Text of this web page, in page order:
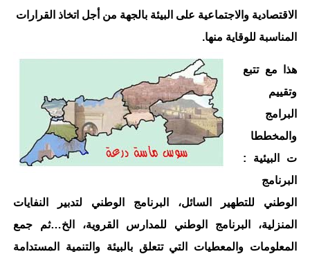
الاقتصادية والاجتماعية على البيئة بالجهة من أجل اتخاذ القرارات
المناسبة للوقاية منها.
هذا مع تتبع
وتقييم
البرامج
والمخططا
ت البيئية :
البرنامج
الوطني للتطهير السائل، البرنامج الوطني لتدبير النفايات
المنزلية، البرنامج الوطني للمدارس القروية، الخ…ثم جمع
المعلومات والمعطيات التي تتعلق بالبيئة والتنمية المستدامة